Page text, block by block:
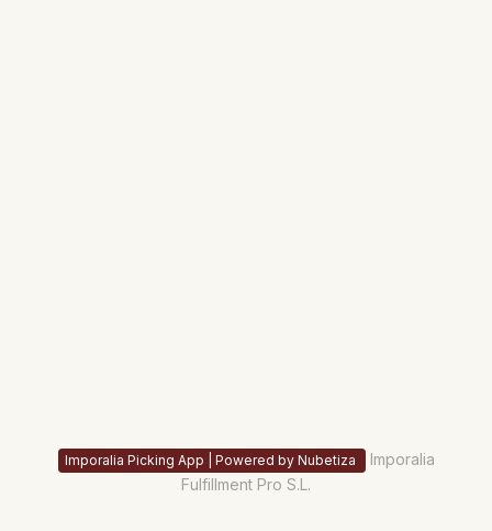
Imporalia Picking App | Powered by Nubetiza
Imporalia
Fulfillment Pro S.L.